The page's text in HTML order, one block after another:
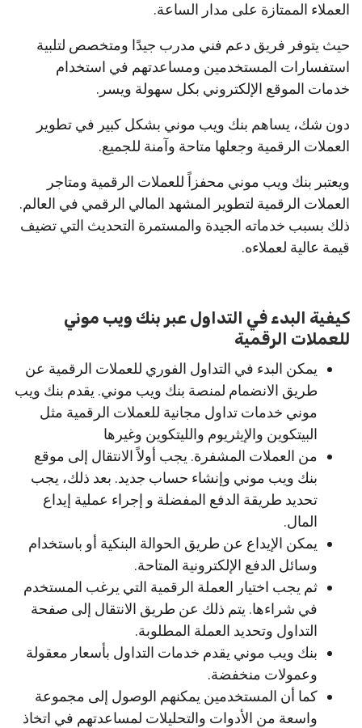
العملاء الممتازة على مدار الساعة.
حيث يتوفر فريق دعم فني مدرب جيدًا ومتخصص لتلبية
استفسارات المستخدمين ومساعدتهم في استخدام
خدمات الموقع الإلكتروني بكل سهولة ويسر.
دون شك، يساهم بنك ويب موني بشكل كبير في تطوير
العملات الرقمية وجعلها متاحة وآمنة للجميع.
ويعتبر بنك ويب موني محفزاً للعملات الرقمية ومتاجر
العملات الرقمية لتطوير المشهد المالي الرقمي في العالم.
ذلك بسبب خدماته الجيدة والمستمرة التحديث التي تضيف
قيمة عالية لعملاءه.
كيفية البدء في التداول عبر بنك ويب موني
للعملات الرقمية
يمكن البدء في التداول الفوري للعملات الرقمية عن
طريق الانضمام لمنصة بنك ويب موني. يقدم بنك ويب
موني خدمات تداول مجانية للعملات الرقمية مثل
البيتكوين والإيثريوم والليتكوين وغيرها
من العملات المشفرة. يجب أولاً الانتقال إلى موقع
بنك ويب موني وإنشاء حساب جديد. بعد ذلك، يجب
تحديد طريقة الدفع المفضلة و إجراء عملية إيداع
المال.
يمكن الإيداع عن طريق الحوالة البنكية أو باستخدام
وسائل الدفع الإلكترونية المتاحة.
ثم يجب اختيار العملة الرقمية التي يرغب المستخدم
في شراءها. يتم ذلك عن طريق الانتقال إلى صفحة
التداول وتحديد العملة المطلوبة.
بنك ويب موني يقدم خدمات التداول بأسعار معقولة
وعمولات منخفضة.
كما أن المستخدمين يمكنهم الوصول إلى مجموعة
واسعة من الأدوات والتحليلات لمساعدتهم في اتخاذ